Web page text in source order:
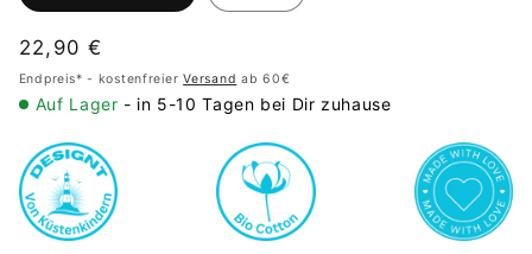
Normaler
Preis
22,90 €
Endpreis* - kostenfreierVersand ab 60€
Auf Lager - in 5-10 Tagen bei Dir zuhause